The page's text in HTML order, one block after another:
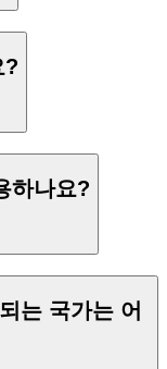
?
하나요?
는 국가는 어